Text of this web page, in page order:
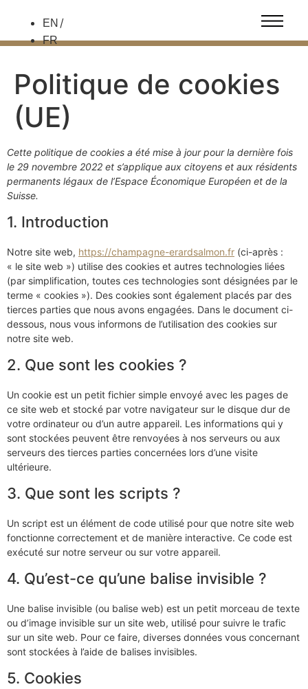
EN
FR
Politique de cookies
(UE)
Cette politique de cookies a été mise à jour pour la dernière fois
le 29 novembre 2022 et s’applique aux citoyens et aux résidents
permanents légaux de l’Espace Économique Européen et de la
Suisse.
1. Introduction
Notre site web, https://champagne-erardsalmon.fr (ci-après :
« le site web ») utilise des cookies et autres technologies liées
(par simplification, toutes ces technologies sont désignées par le
terme « cookies »). Des cookies sont également placés par des
tierces parties que nous avons engagées. Dans le document ci-
dessous, nous vous informons de l’utilisation des cookies sur
notre site web.
2. Que sont les cookies ?
Un cookie est un petit fichier simple envoyé avec les pages de
ce site web et stocké par votre navigateur sur le disque dur de
votre ordinateur ou d’un autre appareil. Les informations qui y
sont stockées peuvent être renvoyées à nos serveurs ou aux
serveurs des tierces parties concernées lors d’une visite
ultérieure.
3. Que sont les scripts ?
Un script est un élément de code utilisé pour que notre site web
fonctionne correctement et de manière interactive. Ce code est
exécuté sur notre serveur ou sur votre appareil.
4. Qu’est-ce qu’une balise invisible ?
Une balise invisible (ou balise web) est un petit morceau de texte
ou d’image invisible sur un site web, utilisé pour suivre le trafic
sur un site web. Pour ce faire, diverses données vous concernant
sont stockées à l’aide de balises invisibles.
5. Cookies